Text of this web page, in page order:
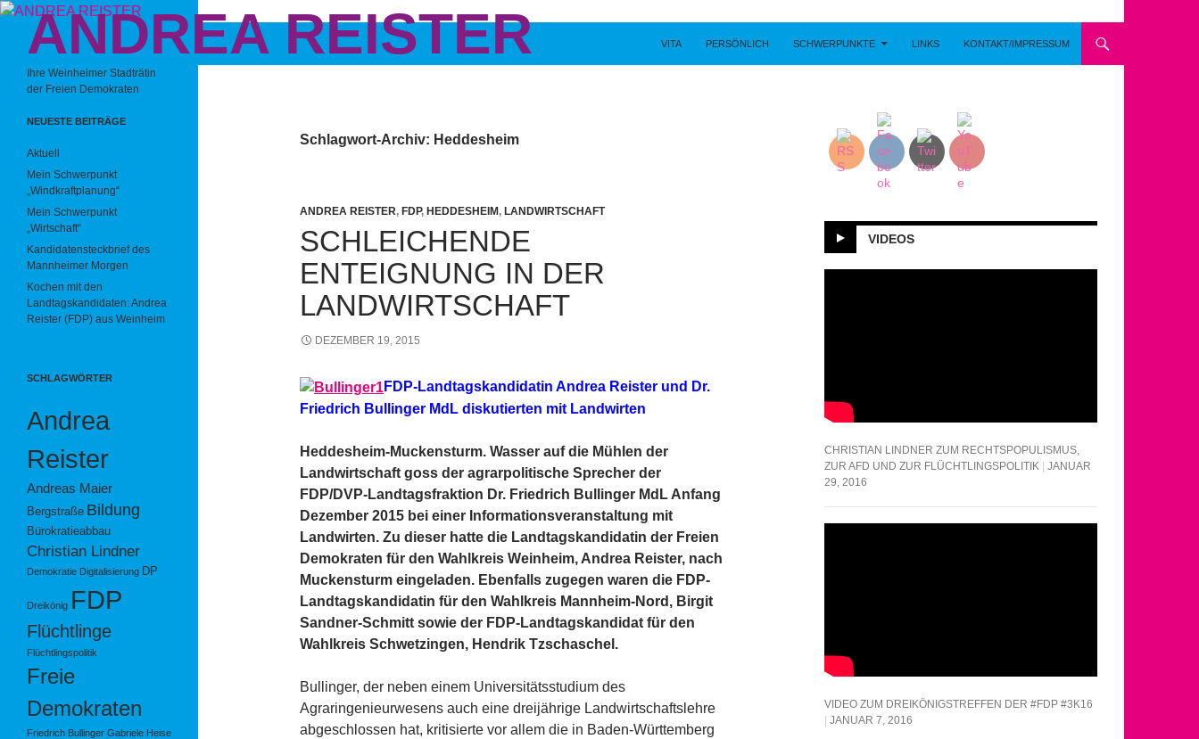
Zum
springenANDREA REISTER
Suchen
VITA PERSÖNLICH SCHWERPUNKTE LINKS KONTAKT/IMPRESSUM
Schlagwort-Archiv: Heddesheim
ANDREA REISTER, FDP, HEDDESHEIM, LANDWIRTSCHAFT
SCHLEICHENDE
ENTEIGNUNG IN DER
LANDWIRTSCHAFT
DEZEMBER 19, 2015
FDP-Landtagskandidatin Andrea Reister und Dr.
Friedrich Bullinger MdL diskutierten mit Landwirten
Heddesheim-Muckensturm. Wasser auf die Mühlen der
Landwirtschaft goss der agrarpolitische Sprecher der
FDP/DVP-Landtagsfraktion Dr. Friedrich Bullinger MdL Anfang
Dezember 2015 bei einer Informationsveranstaltung mit
Landwirten. Zu dieser hatte die Land­tagskandidatin der Freien
Demokraten für den Wahlkreis Weinheim, Andrea Reister, nach
Muckensturm eingeladen. Ebenfalls zugegen waren die FDP-
Landtagskandidatin für den Wahlkreis Mannheim-Nord, Birgit
Sandner-Schmitt sowie der FDP-Landtagskandidat für den
Wahlkreis Schwetzingen, Hendrik Tzschaschel.
Bullinger, der neben einem Universitätsstudium des
Agraringenieurwesens auch eine dreijährige Landwirtschaftslehre
abgeschlossen hat, kritisierte vor allem die in Baden-Württemberg
VIDEOS
CHRISTIAN LINDNER ZUM RECHTSPOPULISMUS,
ZUR AFD UND ZUR FLÜCHTLINGSPOLITIK
JANUAR
29, 2016
VIDEO ZUM DREIKÖNIGSTREFFEN DER #FDP #3K16
JANUAR 7, 2016
Ihre Weinheimer Stadträtin
der Freien Demokraten
NEUESTE BEITRÄGE
Aktuell
Mein Schwerpunkt
„Windkraftplanung“
Mein Schwerpunkt
„Wirtschaft“
Kandidatensteckbrief des
Mannheimer Morgen
Kochen mit den
Landtagskandidaten: Andrea
Reister (FDP) aus Weinheim
SCHLAGWÖRTER
Andrea
Reister
Andreas Maier
Bergstraße Bildung
Bürokratieabbau
Christian Lindner
Demokratie Digitalisierung DP
Dreikönig FDP
Flüchtlinge
Flüchtlingspolitik
Freie
Demokraten
Friedrich Bullinger Gabriele Heise